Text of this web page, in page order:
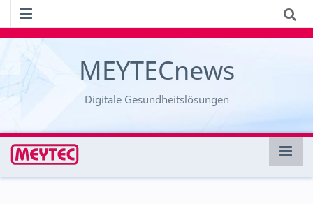
MEYTECnews
Digitale Gesundheitslösungen